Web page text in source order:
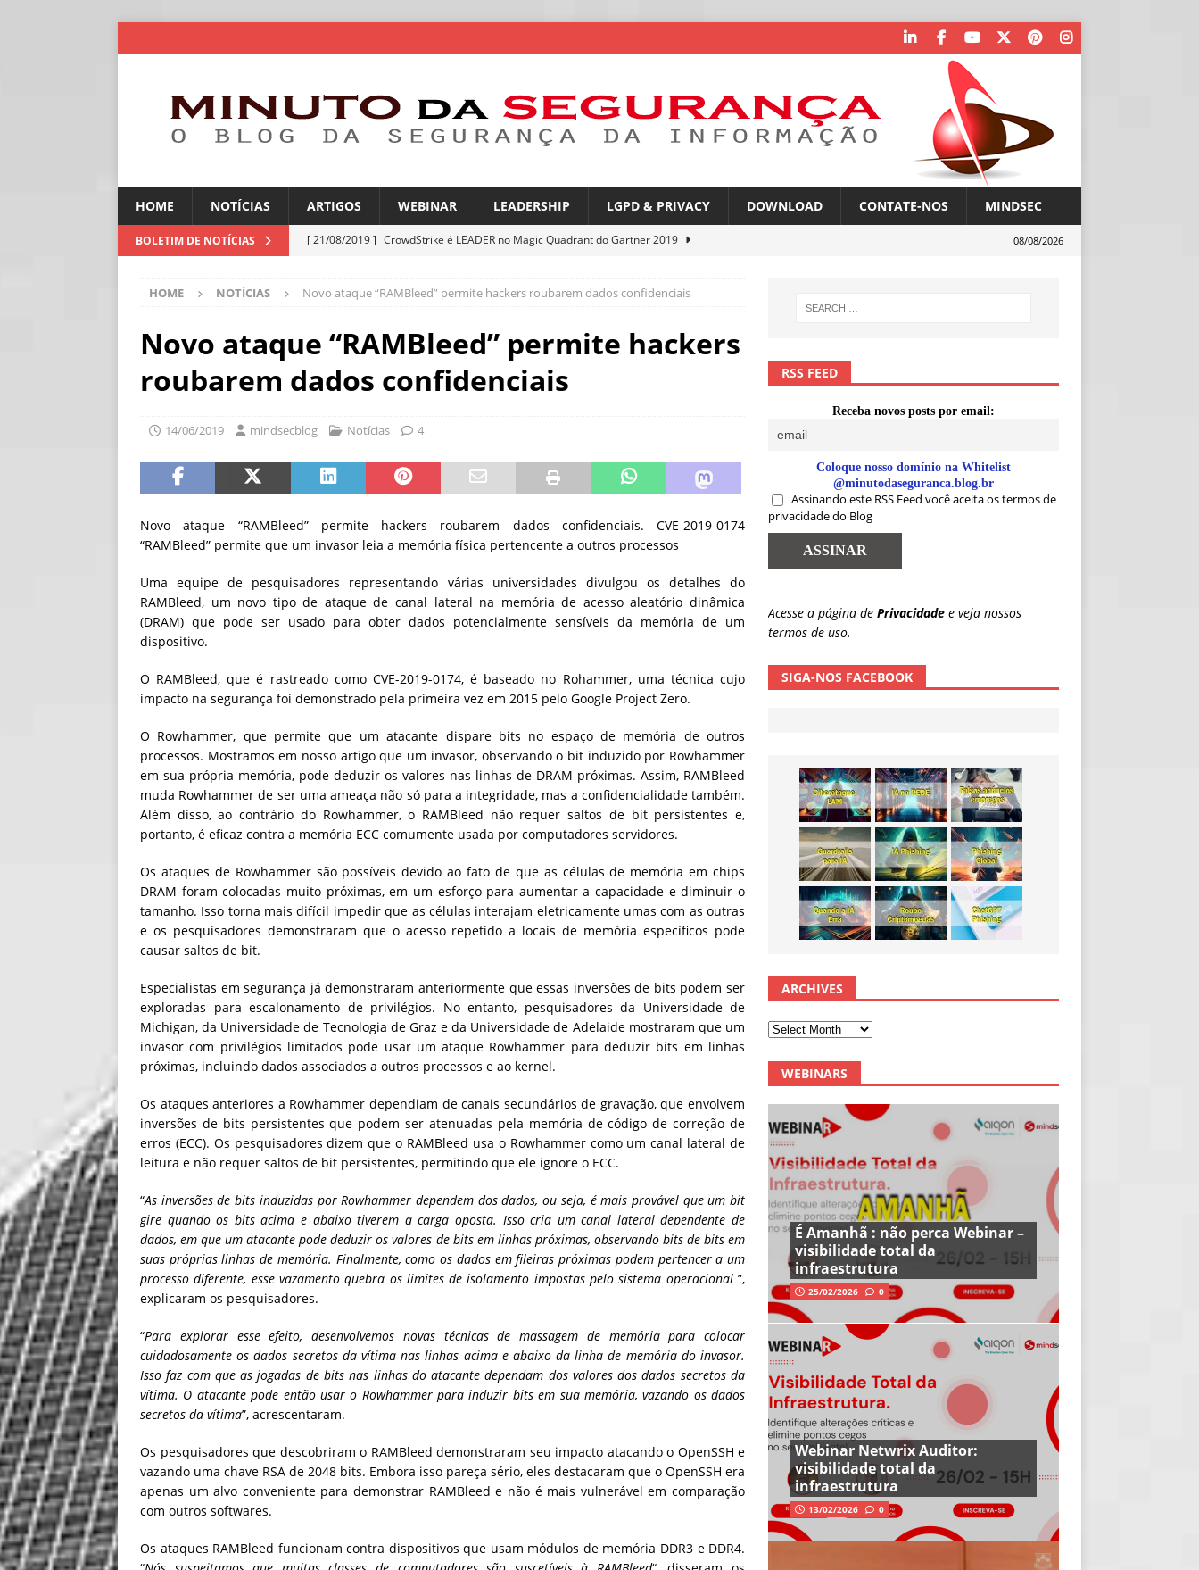
HOME NOTÍCIAS ARTIGOS WEBINAR LEADERSHIP LGPD & PRIVACY DOWNLOAD CONTATE-NOS MINDSEC
BOLETIM DE NOTÍCIAS [ 21/08/2019 ] CrowdStrike é LEADER no Magic Quadrant do Gartner 2019
[ 06/08/2026 ]
América Latina é a segunda região mais exposta a ciberameaças
industriais
NOTÍCIAS
IA amplia desafio de segurança e governança nas redes corporativas
NOTÍCIAS
[ 06/08/2026 ]
[ 06/08/2026 ]
Sem guardrails, a autonomia da IA se torna um risco
NOTÍCIAS
08/08/2026
HOME NOTÍCIAS Novo ataque “RAMBleed” permite hackers roubarem dados confidenciais
Novo ataque “RAMBleed” permite hackers
roubarem dados confidenciais
14/06/2019 mindsecblog Notícias 4
Novo ataque “RAMBleed” permite hackers roubarem dados confidenciais. CVE-2019-0174
“RAMBleed” permite que um invasor leia a memória física pertencente a outros processos
Uma equipe de pesquisadores representando várias universidades divulgou os detalhes do
RAMBleed, um novo tipo de ataque de canal lateral na memória de acesso aleatório dinâmica
(DRAM) que pode ser usado para obter dados potencialmente sensíveis da memória de um
dispositivo.
O RAMBleed, que é rastreado como CVE-2019-0174, é baseado no Rohammer, uma técnica cujo
impacto na segurança foi demonstrado pela primeira vez em 2015 pelo Google Project Zero.
O Rowhammer, que permite que um atacante dispare bits no espaço de memória de outros
processos. Mostramos em nosso artigo que um invasor, observando o bit induzido por Rowhammer
em sua própria memória, pode deduzir os valores nas linhas de DRAM próximas. Assim, RAMBleed
muda Rowhammer de ser uma ameaça não só para a integridade, mas a confidencialidade também.
Além disso, ao contrário do Rowhammer, o RAMBleed não requer saltos de bit persistentes e,
portanto, é eficaz contra a memória ECC comumente usada por computadores servidores.
Os ataques de Rowhammer são possíveis devido ao fato de que as células de memória em chips
DRAM foram colocadas muito próximas, em um esforço para aumentar a capacidade e diminuir o
tamanho. Isso torna mais difícil impedir que as células interajam eletricamente umas com as outras
e os pesquisadores demonstraram que o acesso repetido a locais de memória específicos pode
causar saltos de bit.
Especialistas em segurança já demonstraram anteriormente que essas inversões de bits podem ser
exploradas para escalonamento de privilégios. No entanto, pesquisadores da Universidade de
Michigan, da Universidade de Tecnologia de Graz e da Universidade de Adelaide mostraram que um
invasor com privilégios limitados pode usar um ataque Rowhammer para deduzir bits em linhas
próximas, incluindo dados associados a outros processos e ao kernel.
Os ataques anteriores a Rowhammer dependiam de canais secundários de gravação, que envolvem
inversões de bits persistentes que podem ser atenuadas pela memória de código de correção de
erros (ECC). Os pesquisadores dizem que o RAMBleed usa o Rowhammer como um canal lateral de
leitura e não requer saltos de bit persistentes, permitindo que ele ignore o ECC.
“As inversões de bits induzidas por Rowhammer dependem dos dados, ou seja, é mais provável que um bit
gire quando os bits acima e abaixo tiverem a carga oposta. Isso cria um canal lateral dependente de
dados, em que um atacante pode deduzir os valores de bits em linhas próximas, observando bits de bits em
suas próprias linhas de memória. Finalmente, como os dados em fileiras próximas podem pertencer a um
processo diferente, esse vazamento quebra os limites de isolamento impostas pelo sistema operacional”,
explicaram os pesquisadores.
“Para explorar esse efeito, desenvolvemos novas técnicas de massagem de memória para colocar
cuidadosamente os dados secretos da vítima nas linhas acima e abaixo da linha de memória do invasor.
Isso faz com que as jogadas de bits nas linhas do atacante dependam dos valores dos dados secretos da
vítima. O atacante pode então usar o Rowhammer para induzir bits em sua memória, vazando os dados
secretos da vítima”, acrescentaram.
Os pesquisadores que descobriram o RAMBleed demonstraram seu impacto atacando o OpenSSH e
vazando uma chave RSA de 2048 bits. Embora isso pareça sério, eles destacaram que o OpenSSH era
apenas um alvo conveniente para demonstrar RAMBleed e não é mais vulnerável em comparação
com outros softwares.
Os ataques RAMBleed funcionam contra dispositivos que usam módulos de memória DDR3 e DDR4.
RSS FEED
Receba novos posts por email:
Coloque nosso domínio na Whitelist
@minutodaseguranca.blog.br
Assinando este RSS Feed você aceita os termos de
privacidade do Blog
Acesse a página de Privacidade e veja nossos
termos de uso.
SIGA-NOS FACEBOOK
ARCHIVES
WEBINARS
É Amanhã : não perca Webinar –
visibilidade total da
infraestrutura
25/02/2026 0
Webinar Netwrix Auditor:
visibilidade total da
infraestrutura
13/02/2026 0